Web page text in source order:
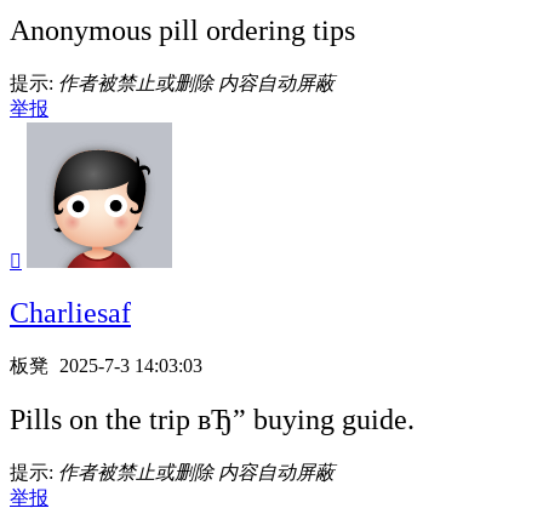
Anonymous pill ordering tips
提示: 作者被禁止或删除 内容自动屏蔽
举报

Charliesaf
板凳 2025-7-3 14:03:03
Pills on the trip вЂ” buying guide.
提示: 作者被禁止或删除 内容自动屏蔽
举报